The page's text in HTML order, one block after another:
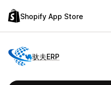
Shopify App Store
驮夫ERP